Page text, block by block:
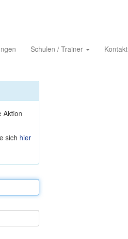
Schulen / Trainer Kontakt
Aktion
sich hier